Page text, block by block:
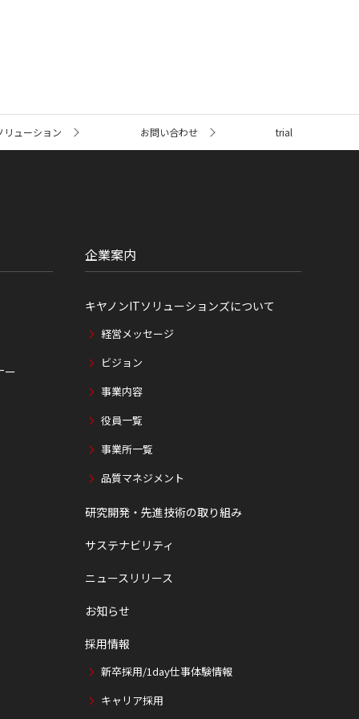
リューション お問い合わせ trial
ー
企業案内
キヤノンITソリューションズについて
経営メッセージ
ビジョン
事業内容
役員一覧
事業所一覧
品質マネジメント
研究開発・先進技術の取り組み
サステナビリティ
ニュースリリース
お知らせ
採用情報
新卒採用/1day仕事体験情報
キャリア採用